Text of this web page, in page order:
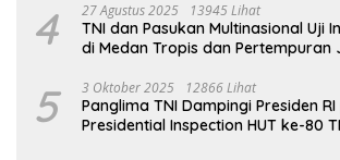
4 27 Agustus 2025 13945 Lihat
TNI dan Pasukan Multinasional Uji
di Medan Tropis dan Pertempuran
5 3 Oktober 2025 12866 Lihat
Panglima TNI Dampingi Presiden
Presidential Inspection HUT ke-80